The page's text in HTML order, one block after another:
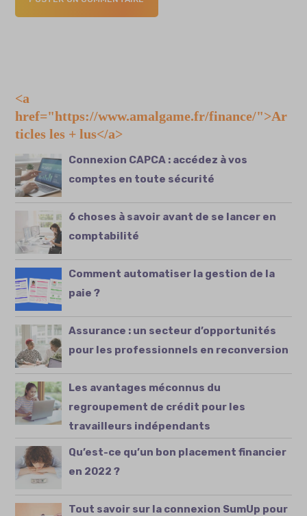
<a
href="https://www.amalgame.fr/finance/">Ar
ticles les + lus</a>
Connexion CAPCA : accédez à vos
comptes en toute sécurité
6 choses à savoir avant de se lancer en
comptabilité
Comment automatiser la gestion de la
paie ?
Assurance : un secteur d’opportunités
pour les professionnels en reconversion
Les avantages méconnus du
regroupement de crédit pour les
travailleurs indépendants
Qu’est-ce qu’un bon placement financier
en 2022 ?
Tout savoir sur la connexion SumUp pour